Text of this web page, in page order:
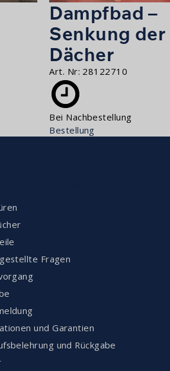
Dampfbad –
Senkung der
Dächer
Art. Nr: 28122710
Bei Nachbestellung
Bestellung
Fragen
und Garantien
und Rückgabe